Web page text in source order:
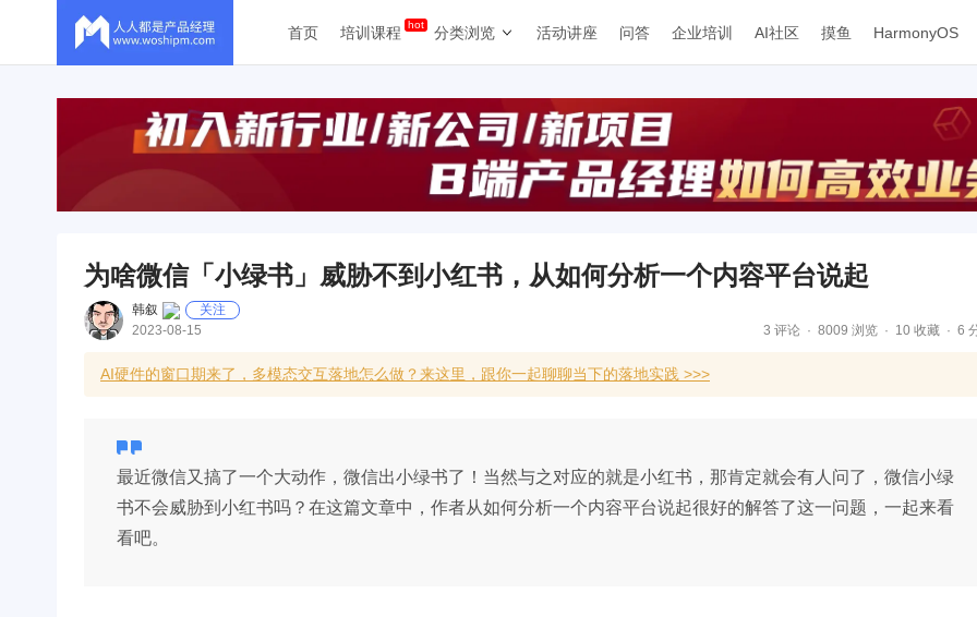
首页 培训课程 分类浏览 活动讲座 问答 企业培训 AI社区 摸鱼 HarmonyOS
为啥微信「小绿书」威胁不到小红书，从如何分析一个内容平台说起
韩叙
关注
2023-08-15
3 评论 8009 浏览 10 收藏 6
AI硬件的窗口期来了，多模态交互落地怎么做？来这里，跟你一起聊聊当下的落地实践 >>>
最近微信又搞了一个大动作，微信出小绿书了！当然与之对应的就是小红书，那肯定就会有人问了，微信小绿
书不会威胁到小红书吗？在这篇文章中，作者从如何分析一个内容平台说起很好的解答了这一问题，一起来看
看吧。